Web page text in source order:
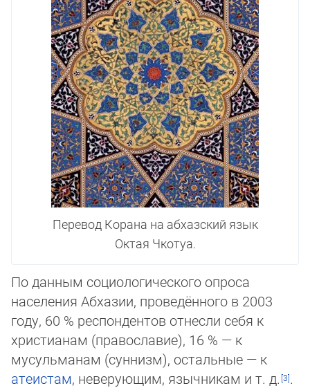
Перевод Корана на абхазский язык
Октая Чкотуа.
По данным социологического опроса
населения Абхазии, проведённого в 2003
году, 60 % респондентов отнесли себя к
христианам (православие), 16 % — к
мусульманам (суннизм), остальные — к
атеистам, неверующим, язычникам и т. д.
.